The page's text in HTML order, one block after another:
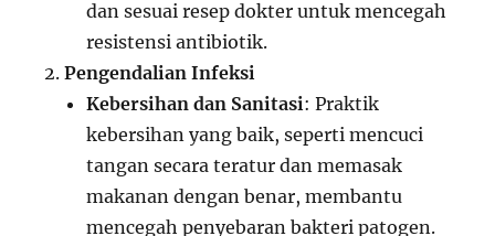
dan sesuai resep dokter untuk mencegah
resistensi antibiotik.
Pengendalian Infeksi
Kebersihan dan Sanitasi: Praktik
kebersihan yang baik, seperti mencuci
tangan secara teratur dan memasak
makanan dengan benar, membantu
mencegah penyebaran bakteri patogen.